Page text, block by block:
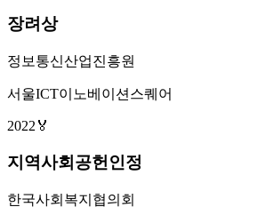
장려상
정보통신산업진흥원
서울ICT이노베이션스퀘어
2022 🏅
지역사회공헌인정
한국사회복지협의회